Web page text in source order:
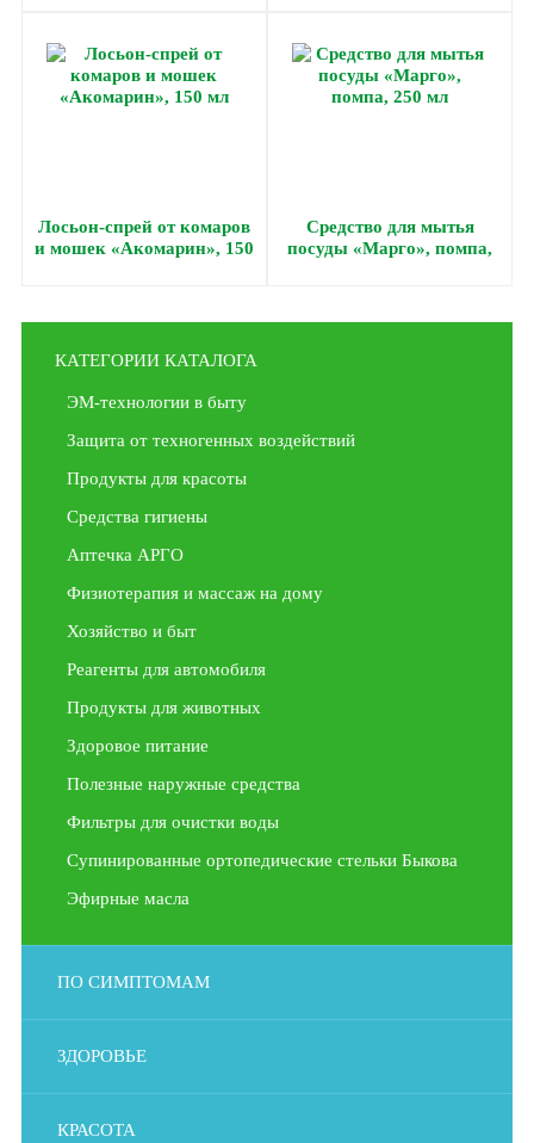
Лосьон-спрей от комаров
и мошек «Акомарин», 150
Средство для мытья
посуды «Марго», помпа,
КАТЕГОРИИ КАТАЛОГА
ЭМ-технологии в быту
Защита от техногенных воздействий
Продукты для красоты
Средства гигиены
Аптечка АРГО
Физиотерапия и массаж на дому
Хозяйство и быт
Реагенты для автомобиля
Продукты для животных
Здоровое питание
Полезные наружные средства
Фильтры для очистки воды
Супинированные ортопедические стельки Быкова
Эфирные масла
ПО СИМПТОМАМ
ЗДОРОВЬЕ
КРАСОТА